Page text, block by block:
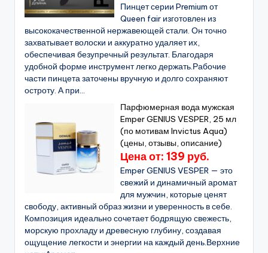
Пинцет серии Premium от
Queen fair изготовлен из
высококачественной нержавеющей стали. Он точно
захватывает волоски и аккуратно удаляет их,
обеспечивая безупречный результат. Благодаря
удобной форме инструмент легко держать.Рабочие
части пинцета заточены вручную и долго сохраняют
остроту. А при...
Парфюмерная вода мужская
Emper GENIUS VESPER, 25 мл
(по мотивам Invictus Aqua)
(цены, отзывы, описание)
Цена от: 139 руб.
Emper GENIUS VESPER — это
свежий и динамичный аромат
для мужчин, которые ценят
свободу, активный образ жизни и уверенность в себе.
Композиция идеально сочетает бодрящую свежесть,
морскую прохладу и древесную глубину, создавая
ощущение легкости и энергии на каждый день.Верхние